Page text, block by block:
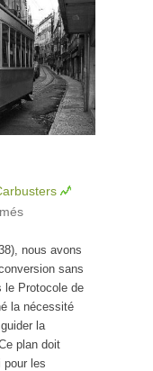
nous avons
sans
le Protocole de
la nécessité
la
plan doit
pour les